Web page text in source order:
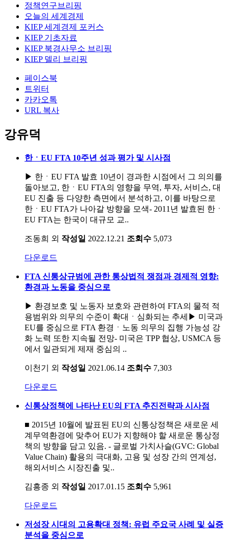
정책연구브리핑
오늘의 세계경제
KIEP 세계경제 포커스
KIEP 기초자료
KIEP 북경사무소 브리핑
KIEP 델리 브리핑
페이스북
트위터
카카오톡
URL 복사
강유덕
한ㆍEU FTA 10주년 성과 평가 및 시사점
▶ 한ㆍEU FTA 발효 10년이 경과한 시점에서 그 의의를
돌아보고, 한ㆍEU FTA의 영향을 무역, 투자, 서비스, 대
EU 진출 등 다양한 측면에서 분석하고, 이를 바탕으로
한ㆍEU FTA가 나아갈 방향을 모색- 2011년 발효된 한ㆍ
EU FTA는 한국이 대규모 교..
조동희 외 작성일 2022.12.21 조회수 5,073
다운로드
FTA 신통상규범에 관한 통상법적 쟁점과 경제적 영향:
환경과 노동을 중심으로
▶ 환경보호 및 노동자 보호와 관련하여 FTA의 물적 적
용범위와 의무의 수준이 확대ㆍ심화되는 추세▶ 미국과
EU를 중심으로 FTA 환경ㆍ노동 의무의 집행 가능성 강
화 노력 또한 지속될 전망- 미국은 TPP 협상, USMCA 등
에서 일관되게 제재 중심의 ..
이천기 외 작성일 2021.06.14 조회수 7,303
다운로드
신통상정책에 나타난 EU의 FTA 추진전략과 시사점
■ 2015년 10월에 발표된 EU의 신통상정책은 새로운 세
계무역환경에 맞추어 EU가 지향해야 할 새로운 통상정
책의 방향을 담고 있음. - 글로벌 가치사슬(GVC: Global
Value Chain) 활용의 극대화, 고용 및 성장 간의 연계성,
해외서비스 시장진출 및..
김흥종 외 작성일 2017.01.15 조회수 5,961
다운로드
저성장 시대의 고용확대 정책: 유럽 주요국 사례 및 실증
분석을 중심으로